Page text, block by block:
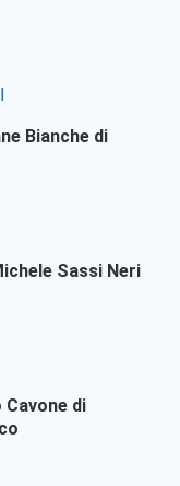
Bianche di
Sassi Neri
di